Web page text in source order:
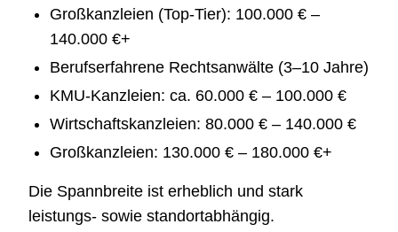
Großkanzleien (Top-Tier): 100.000 € –
140.000 €+
Berufserfahrene Rechtsanwälte (3–10 Jahre)
KMU-Kanzleien: ca. 60.000 € – 100.000 €
Wirtschaftskanzleien: 80.000 € – 140.000 €
Großkanzleien: 130.000 € – 180.000 €+
Die Spannbreite ist erheblich und stark
leistungs- sowie standortabhängig.